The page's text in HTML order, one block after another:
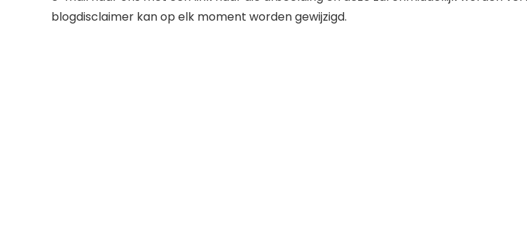
blogdisclaimer kan op elk moment worden gewijzigd.